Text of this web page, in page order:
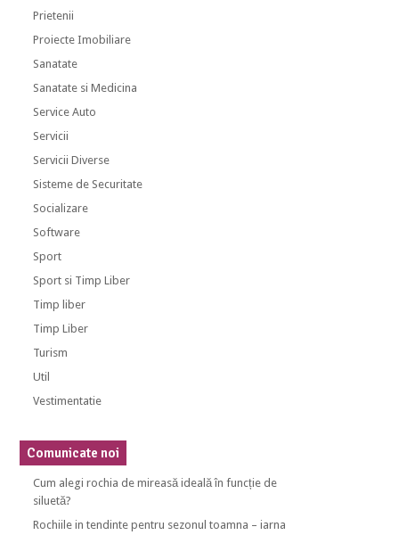
Prietenii
Proiecte Imobiliare
Sanatate
Sanatate si Medicina
Service Auto
Servicii
Servicii Diverse
Sisteme de Securitate
Socializare
Software
Sport
Sport si Timp Liber
Timp liber
Timp Liber
Turism
Util
Vestimentatie
Comunicate noi
Cum alegi rochia de mireasă ideală în funcție de
siluetă?
Rochiile in tendinte pentru sezonul toamna – iarna